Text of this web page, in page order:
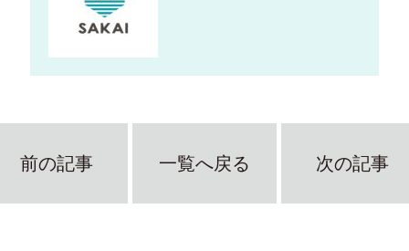
前の記事 一覧へ戻る 次の記事